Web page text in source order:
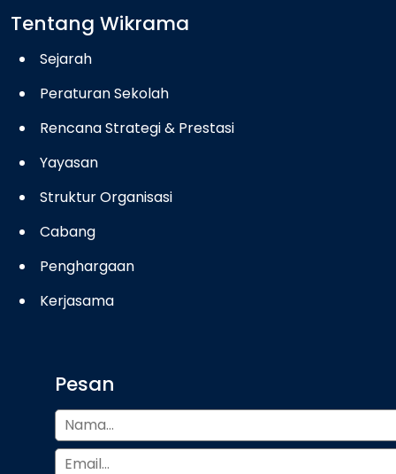
Tentang Wikrama
Sejarah
Peraturan Sekolah
Rencana Strategi & Prestasi
Yayasan
Struktur Organisasi
Cabang
Penghargaan
Kerjasama
Pesan